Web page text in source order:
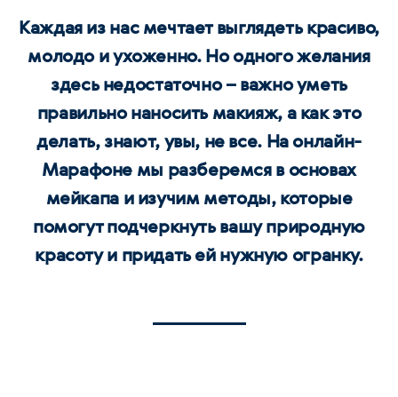
Каждая из нас мечтает выглядеть красиво,
молодо и ухоженно. Но одного желания
здесь недостаточно – важно уметь
правильно наносить макияж, а как это
делать, знают, увы, не все. На онлайн-
Марафоне мы разберемся в основах
мейкапа и изучим методы, которые
помогут подчеркнуть вашу природную
красоту и придать ей нужную огранку.